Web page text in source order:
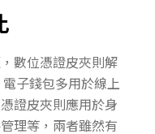
數位憑證皮夾則解
子錢包多用於線上
證皮夾則應用於身
理等，兩者雖然有